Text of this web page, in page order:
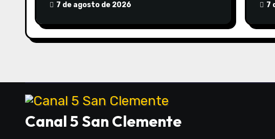
e
e
t
r
a
7 de agosto de 2026 7
Canal 5 San Clemente